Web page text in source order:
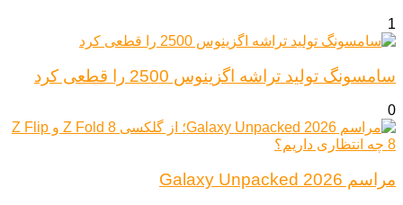
1
سامسونگ تولید تراشه اگزینوس 2500 را قطعی کرد
0
مراسم Galaxy Unpacked 2026